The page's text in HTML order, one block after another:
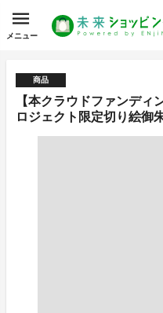
メニュー
商品
【本クラウドファンディ
ロジェクト限定切り絵御